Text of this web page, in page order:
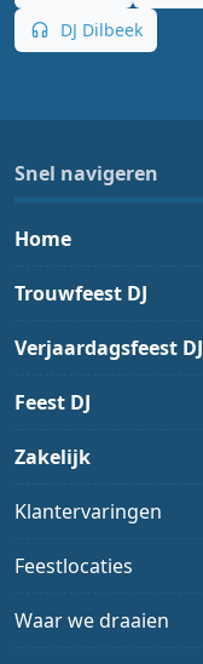
DJ Dilbeek
Snel navigeren
Home
Trouwfeest DJ
Verjaardagsfeest DJ
Feest DJ
Zakelijk
Klantervaringen
Feestlocaties
Waar we draaien